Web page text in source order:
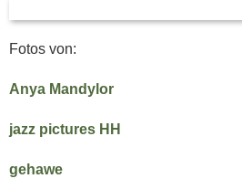
Fotos von:
Anya Mandylor
jazz pictures HH
gehawe